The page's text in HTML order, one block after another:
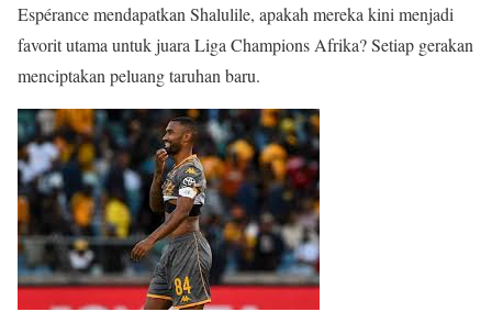
Espérance mendapatkan Shalulile, apakah mereka kini menjadi
favorit utama untuk juara Liga Champions Afrika? Setiap gerakan
menciptakan peluang taruhan baru.